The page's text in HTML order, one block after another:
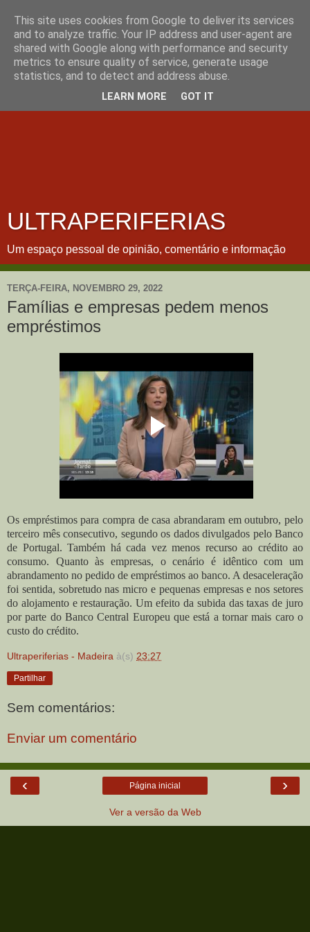
ULTRAPERIFERIAS
Um espaço pessoal de opinião, comentário e informação
TERÇA-FEIRA, NOVEMBRO 29, 2022
Famílias e empresas pedem menos
empréstimos
Os empréstimos para compra de casa abrandaram em outubro, pelo
terceiro mês consecutivo, segundo os dados divulgados pelo Banco
de Portugal. Também há cada vez menos recurso ao crédito ao
consumo. Quanto às empresas, o cenário é idêntico com um
abrandamento no pedido de empréstimos ao banco. A desaceleração
foi sentida, sobretudo nas micro e pequenas empresas e nos setores
do alojamento e restauração. Um efeito da subida das taxas de juro
por parte do Banco Central Europeu que está a tornar mais caro o
custo do crédito.
Ultraperiferias - Madeira à(s) 23:27
Partilhar
Sem comentários:
Enviar um comentário
‹ ›
Página inicial
Ver a versão da Web
This site uses cookies from Google to deliver its services
and to analyze traffic. Your IP address and user-agent are
shared with Google along with performance and security
metrics to ensure quality of service, generate usage
statistics, and to detect and address abuse.
LEARN MORE GOT IT